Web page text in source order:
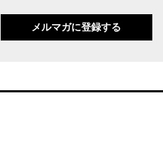
メルマガに登録する